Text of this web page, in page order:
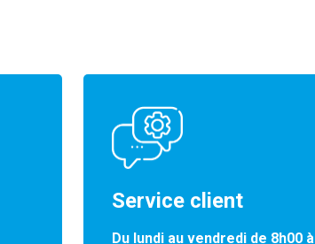
Service client
Du lundi au vendredi de 8h00 à